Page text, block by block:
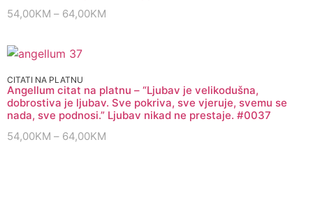
54,00KM – 64,00KM
CITATI NA PLATNU
Angellum citat na platnu – “Ljubav je velikodušna,
dobrostiva je ljubav. Sve pokriva, sve vjeruje, svemu se
nada, sve podnosi.” Ljubav nikad ne prestaje. #0037
54,00KM – 64,00KM